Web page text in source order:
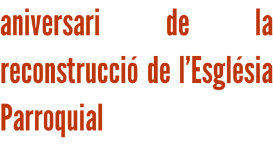
aniversari de la
reconstrucció de l’Església
Parroquial